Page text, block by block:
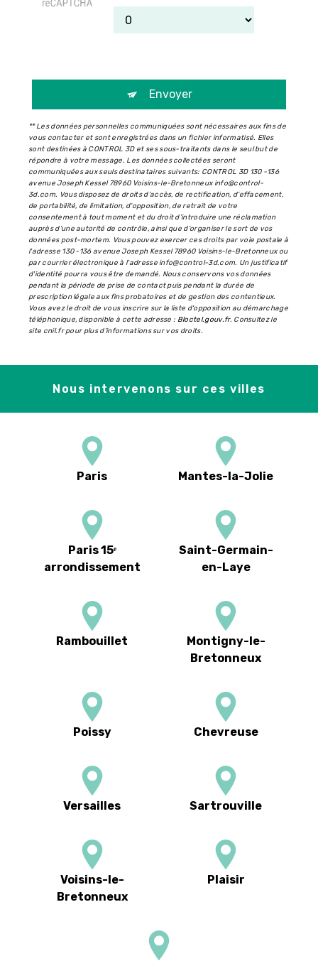
Envoyer
** Les données personnelles communiquées sont nécessaires aux fins de
vous contacter et sont enregistrées dans un fichier informatisé. Elles
sont destinées à CONTROL 3D et ses sous-traitants dans le seul but de
répondre à votre message. Les données collectées seront
communiquées aux seuls destinataires suivants: CONTROL 3D 130 -136
avenue Joseph Kessel 78960 Voisins-le-Bretonneux info@control-
3d.com. Vous disposez de droits d’accès, de rectification, d’effacement,
de portabilité, de limitation, d’opposition, de retrait de votre
consentement à tout moment et du droit d’introduire une réclamation
auprès d’une autorité de contrôle, ainsi que d’organiser le sort de vos
données post-mortem. Vous pouvez exercer ces droits par voie postale à
l'adresse 130 -136 avenue Joseph Kessel 78960 Voisins-le-Bretonneux ou
par courrier électronique à l'adresse info@control-3d.com. Un justificatif
d'identité pourra vous être demandé. Nous conservons vos données
pendant la période de prise de contact puis pendant la durée de
prescription légale aux fins probatoires et de gestion des contentieux.
Vous avez le droit de vous inscrire sur la liste d'opposition au démarchage
téléphonique, disponible à cette adresse : Bloctel.gouv.fr. Consultez le
site cnil.fr pour plus d’informations sur vos droits.
Nous intervenons sur ces villes
Paris Mantes-la-Jolie
Paris 15ᵉ
arrondissement
Saint-Germain-
en-Laye
Rambouillet
Montigny-le-
Bretonneux
Poissy Chevreuse
Versailles Sartrouville
Voisins-le-
Bretonneux
Plaisir